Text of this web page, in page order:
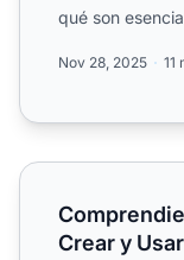
qué son
Nov 28, 2025 11
Comprendiendo
Crear y